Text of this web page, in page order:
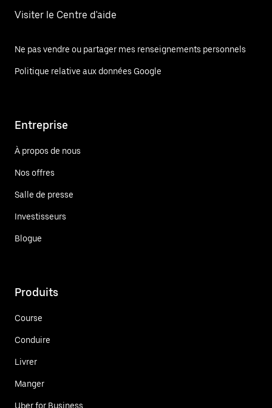
Visiter le Centre d'aide
Ne pas vendre ou partager mes renseignements personnels
Politique relative aux données Google
Entreprise
À propos de nous
Nos offres
Salle de presse
Investisseurs
Blogue
Produits
Course
Conduire
Livrer
Manger
Uber for Business